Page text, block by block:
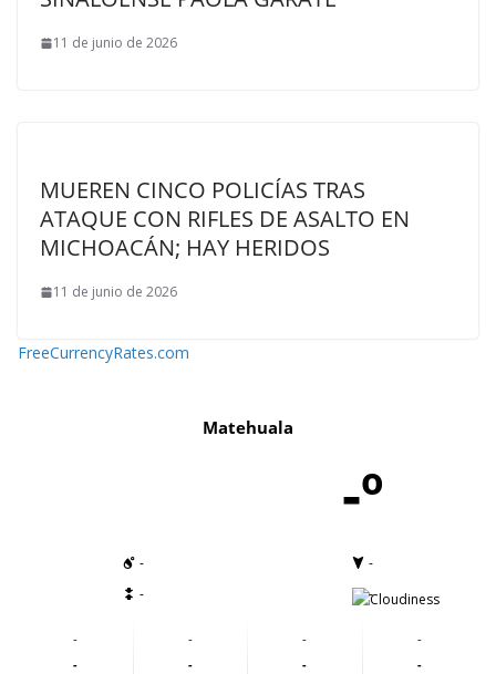
11 de junio de 2026
MUEREN CINCO POLICÍAS TRAS
ATAQUE CON RIFLES DE ASALTO EN
MICHOACÁN; HAY HERIDOS
11 de junio de 2026
FreeCurrencyRates.com
Matehuala
-º
-
-
-
-
-
-
-
-
-
-
-
-